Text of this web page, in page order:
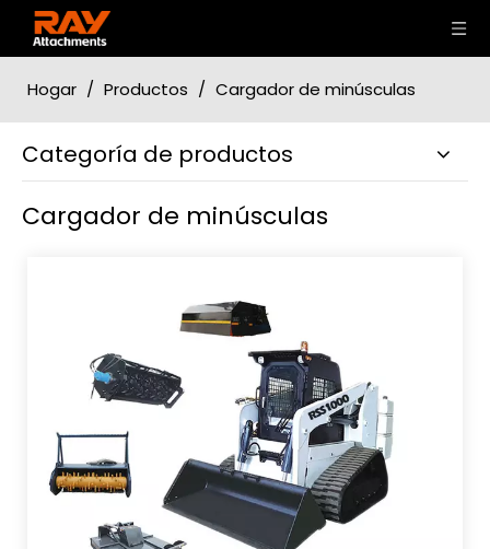
Hogar / Productos / Cargador de minúsculas
Categoría de productos
Cargador de minúsculas